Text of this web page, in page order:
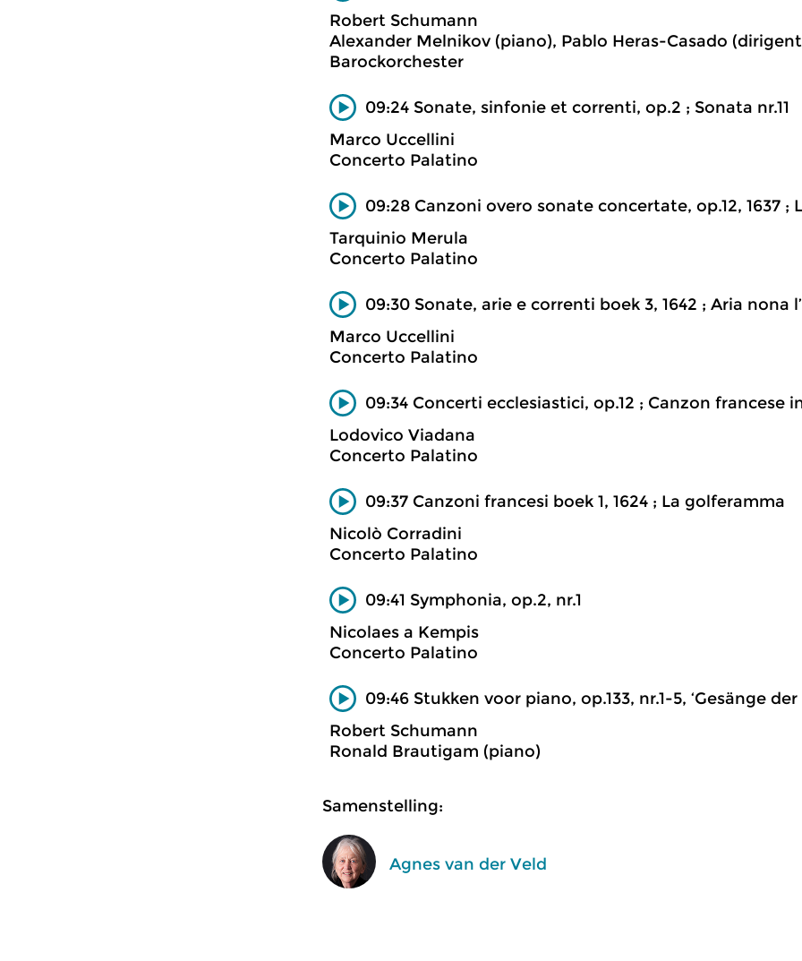
Robert Schumann
Alexander Melnikov (piano), Pablo Heras-Casado
Barockorchester
09:24 Sonate, sinfonie et correnti, op.2 ; Sonata nr.11
Marco Uccellini
Concerto Palatino
09:28 Canzoni overo sonate concertate, op.12, 1637 ;
Tarquinio Merula
Concerto Palatino
09:30 Sonate, arie e correnti boek 3, 1642 ; Aria nona
Marco Uccellini
Concerto Palatino
09:34 Concerti ecclesiastici, op.12 ; Canzon francese
Lodovico Viadana
Concerto Palatino
09:37 Canzoni francesi boek 1, 1624 ; La golferamma
Nicolò Corradini
Concerto Palatino
09:41 Symphonia, op.2, nr.1
Nicolaes a Kempis
Concerto Palatino
09:46 Stukken voor piano, op.133, nr.1-5, ‘Gesänge der
Robert Schumann
Ronald Brautigam (piano)
Samenstelling:
Agnes van der Veld